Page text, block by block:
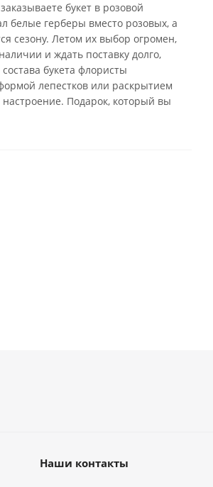
букет в розовой
белые герберы вместо розовых, а
сезону. Летом их выбор огромен,
и ждать поставку долго,
букета флористы
лепестков или раскрытием
Подарок, который вы
Наши контакты